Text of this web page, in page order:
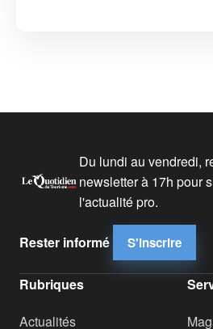
Du lundi au vendredi,
newsletter à 17h pour
l'actualité pro.
Rester informé S'inscrire
Rubriques
Actualités